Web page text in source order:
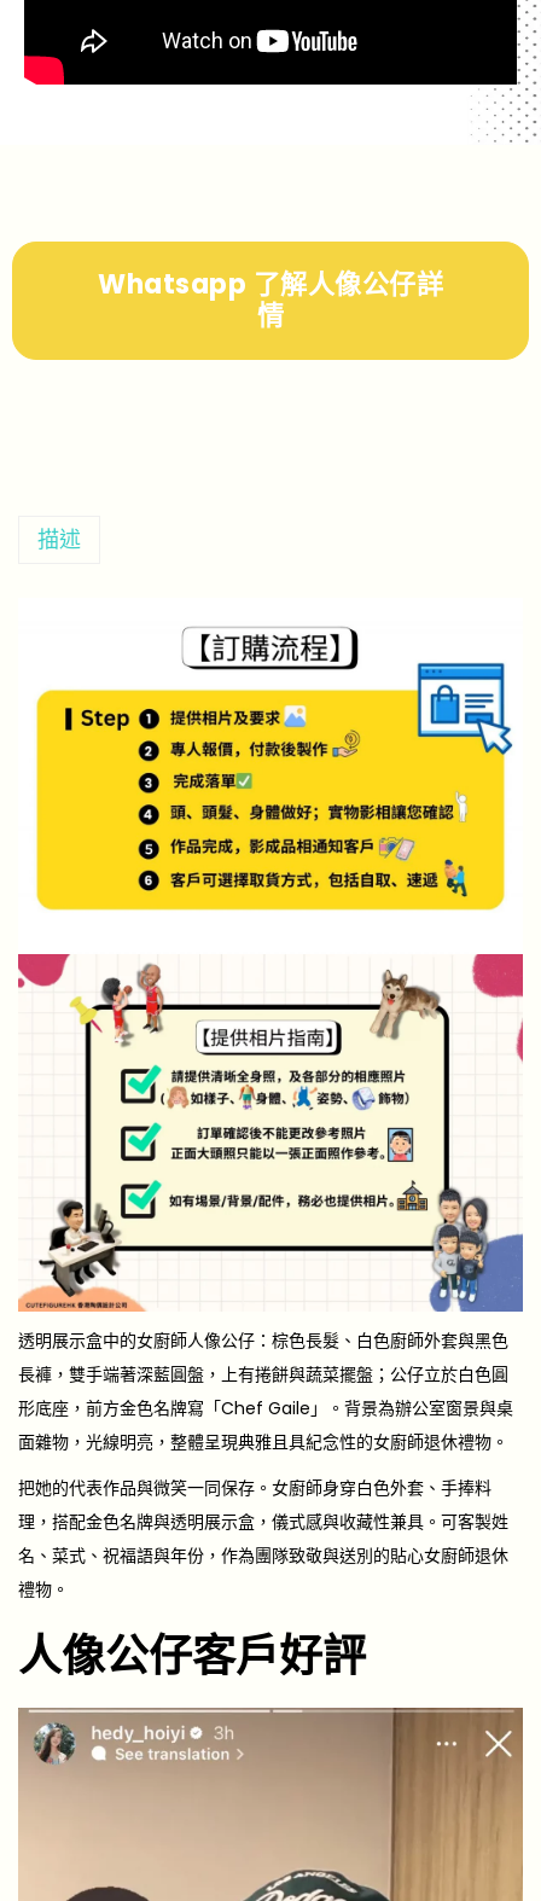
Whatsapp 了解人像公仔詳
情
描述
透明展示盒中的女廚師人像公仔：棕色長髮、白色廚師外套與黑色
長褲，雙手端著深藍圓盤，上有捲餅與蔬菜擺盤；公仔立於白色圓
形底座，前方金色名牌寫「Chef Gaile」。背景為辦公室窗景與桌
面雜物，光線明亮，整體呈現典雅且具紀念性的女廚師退休禮物。
把她的代表作品與微笑一同保存。女廚師身穿白色外套、手捧料
理，搭配金色名牌與透明展示盒，儀式感與收藏性兼具。可客製姓
名、菜式、祝福語與年份，作為團隊致敬與送別的貼心女廚師退休
禮物。
人像公仔客戶好評